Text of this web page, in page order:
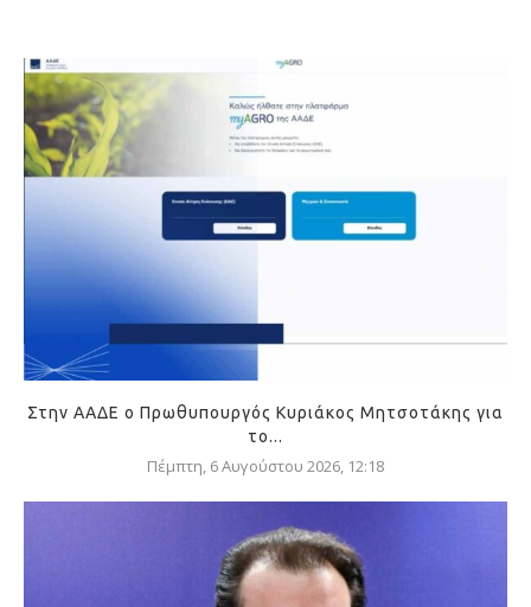
Στην ΑΑΔΕ ο Πρωθυπουργός Κυριάκος Μητσοτάκης για
το...
Πέμπτη, 6 Αυγούστου 2026, 12:18